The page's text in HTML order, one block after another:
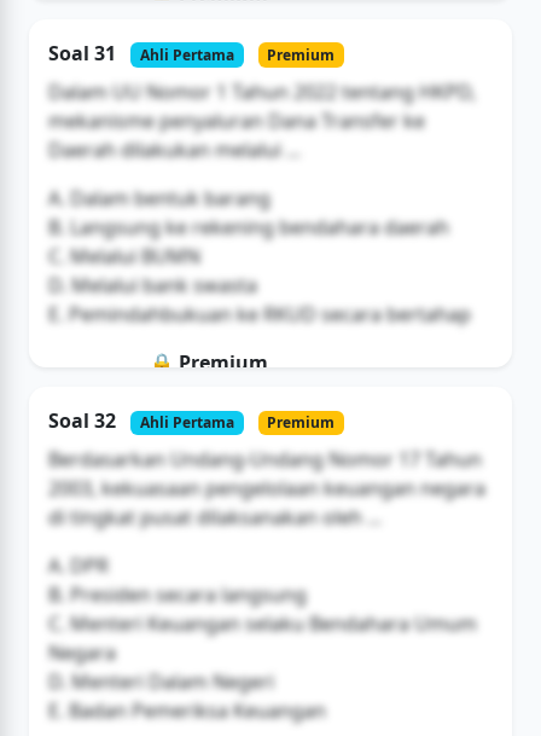
Buka Akses
Soal 31 Ahli Pertama Premium
Dalam UU Nomor 1 Tahun 2022 tentang HKPD,
mekanisme penyaluran Dana Transfer ke
Daerah dilakukan melalui ...
A. Dalam bentuk barang
B. Langsung ke rekening bendahara daerah
C. Melalui BUMN
D. Melalui bank swasta
E. Pemindahbukuan ke RKUD secara bertahap
🔒 Premium
Buka Akses
Soal 32 Ahli Pertama Premium
Berdasarkan Undang-Undang Nomor 17 Tahun
2003, kekuasaan pengelolaan keuangan negara
di tingkat pusat dilaksanakan oleh ...
A. DPR
B. Presiden secara langsung
C. Menteri Keuangan selaku Bendahara Umum
Negara
D. Menteri Dalam Negeri
E. Badan Pemeriksa Keuangan